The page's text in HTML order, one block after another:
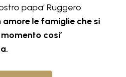
papa’ Ruggero:
le famiglie che si
cosi’